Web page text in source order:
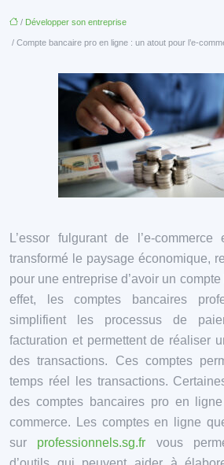
/ Développer son entreprise
/ Compte bancaire pro en ligne : un atout pour l’e-
L’essor fulgurant de l’e-
transformé le paysage économique,
pour une entreprise d’avoir un
effet, les comptes bancaires
simplifient les processus de
facturation et permettent de réaliser
des transactions. Ces comptes
temps réel les transactions.
des comptes bancaires pro en
commerce. Les comptes en ligne
sur professionnels.sg.fr vous